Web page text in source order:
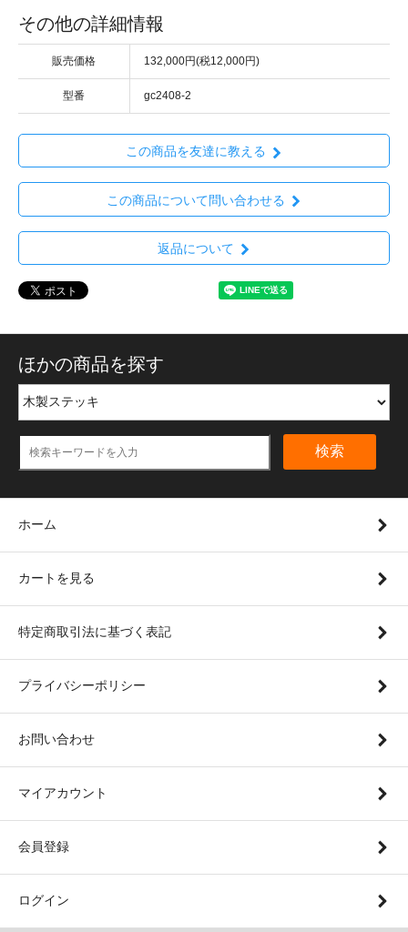
その他の詳細情報
販売価格 132,000円(税12,000円)
型番 gc2408-2
この商品を友達に教える
この商品について問い合わせる
返品について
ほかの商品を探す
検索
ホーム
カートを見る
特定商取引法に基づく表記
プライバシーポリシー
お問い合わせ
マイアカウント
会員登録
ログイン